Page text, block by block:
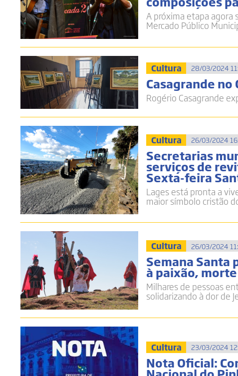
A próxima etapa agora
Mercado Público
Cultura 28/03/2024
Casagrande no
Rogério Casagrande
Cultura 26/03/2024
Secretarias
serviços de
Sexta-feira
Lages está pronta a
maior símbolo cristão
Cultura 26/03/2024
Semana Santa
à paixão,
Milhares de pessoas
solidarizando à dor de
Cultura 23/03/2024
Nota Oficial: